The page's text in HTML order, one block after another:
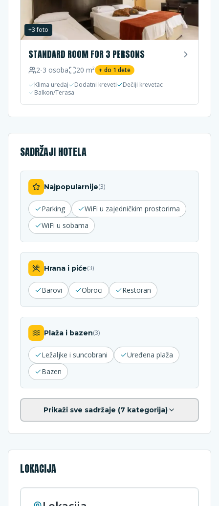
+3foto
STANDARD ROOM FOR 3 PERSONS
2-3 osoba 20 m² + do 1 dete
Klima uređaj
Dodatni kreveti
Dečiji krevetac
Balkon/Terasa
SADRŽAJI HOTELA
Najpopularnije(3)
Parking
WiFi u zajedničkim prostorima
WiFi u sobama
Hrana i piće(3)
Barovi Obroci Restoran
Plaža i bazen(3)
Ležaljke i suncobrani
Uređena plaža
Bazen
Prikaži sve sadržaje (7 kategorija)
LOKACIJA